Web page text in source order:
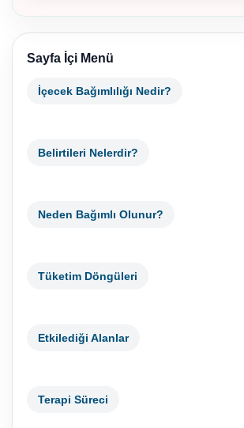
Sayfa İçi Menü
İçecek Bağımlılığı Nedir?
Belirtileri Nelerdir?
Neden Bağımlı Olunur?
Tüketim Döngüleri
Etkilediği Alanlar
Terapi Süreci